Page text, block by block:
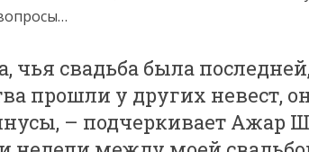
чья свадьба была
прошли у других невест,
– подчеркивает Ажар